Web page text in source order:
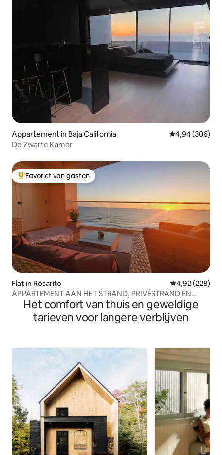
Appartement in Baja California Gemiddelde
4,94 (306)
De Zwarte Kamer
Topfavoriet van gasten
Favoriet van gasten
Flat in Rosarito Gemiddelde
4,92 (228)
APPARTEMENT AAN HET STRAND, PRIVÉSTRAND EN
GEWELDIG UITZICHT!!
Het comfort van thuis en geweldige
tarieven voor langere verblijven